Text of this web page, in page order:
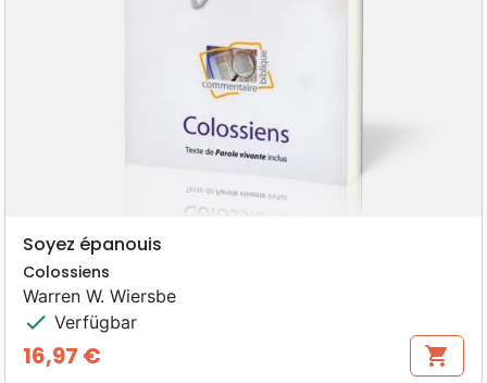
Soyez épanouis
Colossiens
Warren W. Wiersbe
check Verfügbar
Preis
16,97 € shopping_cart